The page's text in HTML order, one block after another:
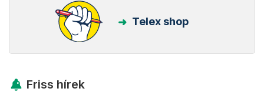
Telex shop
Friss hírek